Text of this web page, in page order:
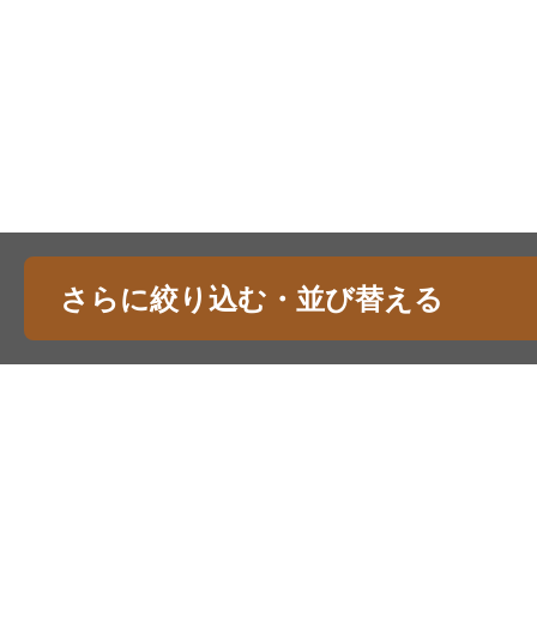
さらに絞り込む・並び替える